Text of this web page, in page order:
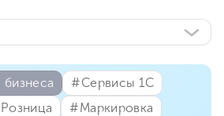
#⁣Сервисы 1С
#⁣Маркировка